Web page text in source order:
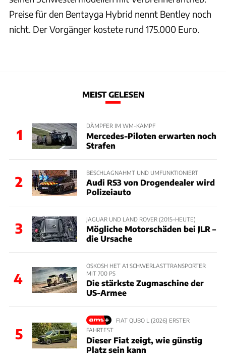
Preise für den Bentayga Hybrid nennt Bentley noch
nicht. Der Vorgänger kostete rund 175.000 Euro.
MEIST GELESEN
1
DÄMPFER IM WM-KAMPF
Mercedes-Piloten erwarten noch
Strafen
2
BESCHLAGNAHMT UND UMFUNKTIONIERT
Audi RS3 von Drogendealer wird
Polizeiauto
3
JAGUAR UND LAND ROVER (2015–HEUTE)
Mögliche Motorschäden bei JLR –
die Ursache
4
OSKOSH HET A1 SCHWERLASTTRANSPORTER
MIT 700 PS
Die stärkste Zugmaschine der
US-Armee
5
FIAT QUBO L (2026) ERSTER
FAHRTEST
Dieser Fiat zeigt, wie günstig
Platz sein kann